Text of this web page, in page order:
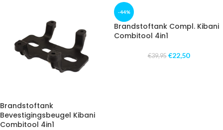
Brandstoftank
Bevestigingsbeugel Kibani
Combitool 4in1
-44%
Brandstoftank Compl. Kibani
Combitool 4in1
€39,95 €22,50